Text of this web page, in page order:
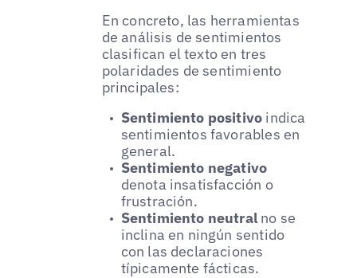
En concreto, las herramientas
de análisis de sentimientos
clasifican el texto en tres
polaridades de sentimiento
principales:
Sentimiento positivo indica
sentimientos favorables en
general.
Sentimiento negativo
denota insatisfacción o
frustración.
Sentimiento neutral no se
inclina en ningún sentido
con las declaraciones
típicamente fácticas.